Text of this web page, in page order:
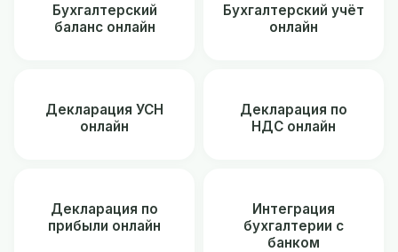
Бухгалтерский
баланс онлайн
Бухгалтерский учёт
онлайн
Декларация УСН
онлайн
Декларация по
НДС онлайн
Декларация по
прибыли онлайн
Интеграция
бухгалтерии с
банком